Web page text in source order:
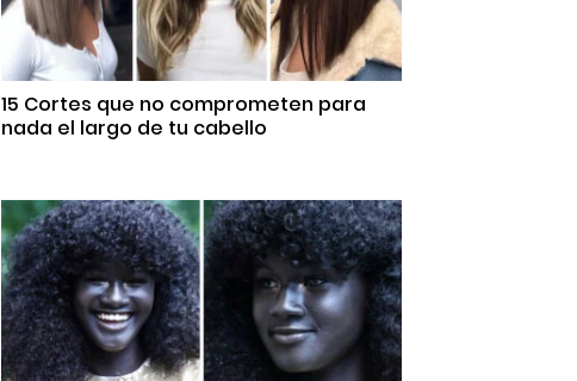
15 Cortes que no comprometen para
nada el largo de tu cabello